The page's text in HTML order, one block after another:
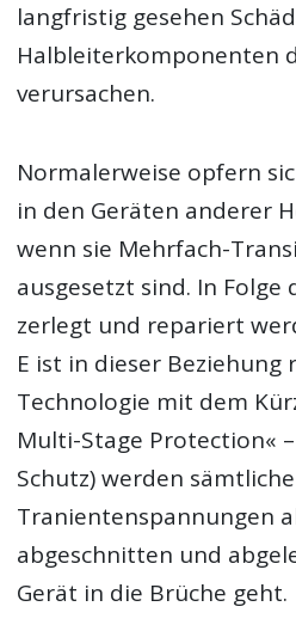
langfristig gesehen
Halbleiterkomponenten
verursachen.
Normalerweise opfern
in den Geräten anderer
wenn sie Mehrfach-
ausgesetzt sind. In Folge
zerlegt und repariert
E ist in dieser
Technologie mit dem
Multi-Stage Protection«
Schutz) werden sämtliche
Tranientenspannungen
abgeschnitten und
Gerät in die Brüche geht.